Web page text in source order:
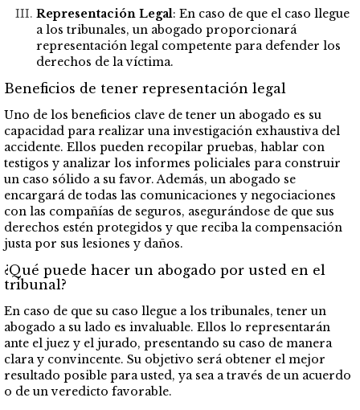
Representación Legal: En caso de que el caso llegue
a los tribunales, un abogado proporcionará
representación legal competente para defender los
derechos de la víctima.
Beneficios de tener representación legal
Uno de los beneficios clave de tener un abogado es su
capacidad para realizar una investigación exhaustiva del
accidente. Ellos pueden recopilar pruebas, hablar con
testigos y analizar los informes policiales para construir
un caso sólido a su favor. Además, un abogado se
encargará de todas las comunicaciones y negociaciones
con las compañías de seguros, asegurándose de que sus
derechos estén protegidos y que reciba la compensación
justa por sus lesiones y daños.
¿Qué puede hacer un abogado por usted en el
tribunal?
En caso de que su caso llegue a los tribunales, tener un
abogado a su lado es invaluable. Ellos lo representarán
ante el juez y el jurado, presentando su caso de manera
clara y convincente. Su objetivo será obtener el mejor
resultado posible para usted, ya sea a través de un acuerdo
o de un veredicto favorable.